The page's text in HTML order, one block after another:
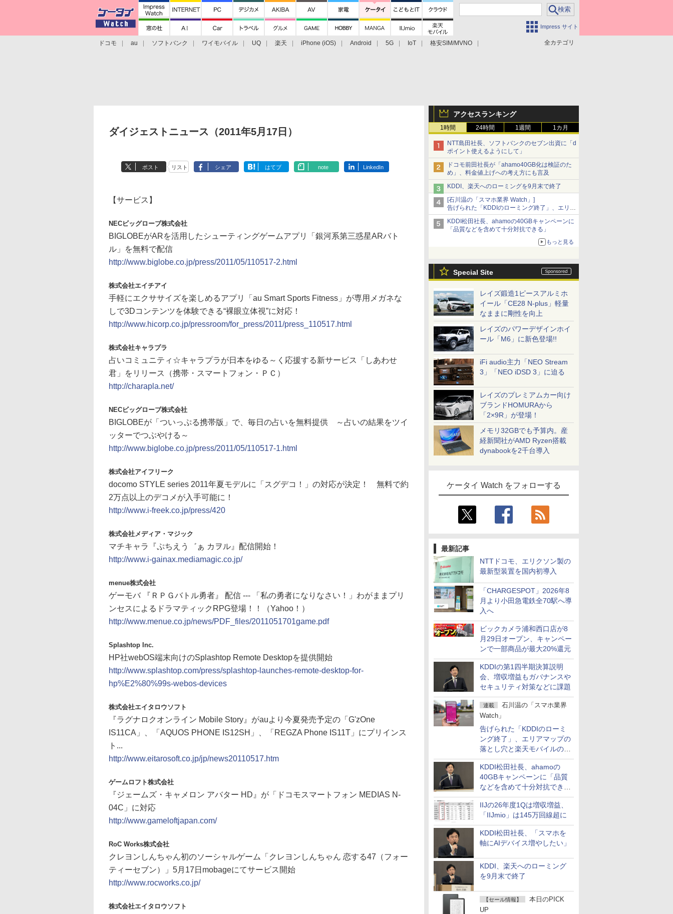
Impress サイト
全カテゴリ
ドコモ au ソフトバンク ワイモバイル UQ 楽天 iPhone (iOS) Android 5G IoT
格安SIM/MVNO
アクセスランキング
1時間 24時間 1週間 1カ月
NTT島田社長、ソフトバンクのセブン出資に「d
ポイント使えるようにして」
ドコモ前田社長が「ahamo40GB化は検証のた
め」、料金値上げへの考え方にも言及
KDDI、楽天へのローミングを9月末で終了
[石川温の「スマホ業界 Watch」]
告げられた「KDDIのローミング終了」、エリア
マップの落とし穴と楽天モバイルの課題
KDDI松田社長、ahamoの40GBキャンペーンに
「品質などを含めて十分対抗できる」
もっと見る
Special Site
レイズ鍛造1ピースアルミホ
イール「CE28 N-plus」軽量
なままに剛性を向上
レイズのパワーデザインホイ
ール「M6」に新色登場!!
iFi audio主力「NEO Stream
3」「NEO iDSD 3」に迫る
レイズのプレミアムカー向け
ブランドHOMURAから
「2×9R」が登場！
メモリ32GBでも予算内。産
経新聞社がAMD Ryzen搭載
dynabookを2千台導入
ケータイ Watch をフォローする
最新記事
NTTドコモ、エリクソン製の
最新型装置を国内初導入
「CHARGESPOT」2026年8
月より小田急電鉄全70駅へ導
入へ
ビックカメラ浦和西口店が8
月29日オープン、キャンペー
ンで一部商品が最大20%還元
KDDIの第1四半期決算説明
会、増収増益もガバナンスや
セキュリティ対策などに課題
連載
石川温の「スマホ業界
Watch」
告げられた「KDDIのローミ
ング終了」、エリアマップの
落とし穴と楽天モバイルの課
題
KDDI松田社長、ahamoの
40GBキャンペーンに「品質
などを含めて十分対抗でき
る」
IIJの26年度1Qは増収増益、
「IIJmio」は145万回線超に
KDDI松田社長、「スマホを
軸にAIデバイス増やしたい」
KDDI、楽天へのローミング
を9月末で終了
【セール情報】
本日のPICK
UP
ダイジェストニュース（2011年5月17日）
ポスト リスト シェア はてブ note LinkedIn
【サービス】
NECビッグローブ株式会社
BIGLOBEがARを活用したシューティングゲームアプリ「銀河系第三惑星ARバト
ル」を無料で配信
http://www.biglobe.co.jp/press/2011/05/110517-2.html
株式会社エイチアイ
手軽にエクササイズを楽しめるアプリ「au Smart Sports Fitness」が専用メガネな
しで3Dコンテンツを体験できる“裸眼立体視”に対応！
http://www.hicorp.co.jp/pressroom/for_press/2011/press_110517.html
株式会社キャラプラ
占いコミュニティ☆キャラプラが日本をゆる～く応援する新サービス「しあわせ
君」をリリース（携帯・スマートフォン・ＰＣ）
http://charapla.net/
NECビッグローブ株式会社
BIGLOBEが「ついっぷる携帯版」で、毎日の占いを無料提供 ～占いの結果をツイ
ッターでつぶやける～
http://www.biglobe.co.jp/press/2011/05/110517-1.html
株式会社アイフリーク
docomo STYLE series 2011年夏モデルに「スグデコ！」の対応が決定！ 無料で約
2万点以上のデコメが入手可能に！
http://www.i-freek.co.jp/press/420
株式会社メディア・マジック
マチキャラ『ぷちえう゛ぁ カヲル』配信開始！
http://www.i-gainax.mediamagic.co.jp/
menue株式会社
ゲーモバ 『ＲＰＧバトル勇者』 配信 --- 「私の勇者になりなさい！」わがままプリ
ンセスによるドラマティックRPG登場！！（Yahoo！）
http://www.menue.co.jp/news/PDF_files/2011051701game.pdf
Splashtop Inc.
HP社webOS端末向けのSplashtop Remote Desktopを提供開始
http://www.splashtop.com/press/splashtop-launches-remote-desktop-for-
hp%E2%80%99s-webos-devices
株式会社エイタロウソフト
『ラグナロクオンライン Mobile Story』がauより今夏発売予定の「G'zOne
IS11CA」、「AQUOS PHONE IS12SH」、「REGZA Phone IS11T」にプリインス
ト...
http://www.eitarosoft.co.jp/jp/news20110517.htm
ゲームロフト株式会社
『ジェームズ・キャメロン アバター HD』が「ドコモスマートフォン MEDIAS N-
04C」に対応
http://www.gameloftjapan.com/
RoC Works株式会社
クレヨンしんちゃん初のソーシャルゲーム「クレヨンしんちゃん 恋する47（フォー
ティーセブン）」5月17日mobageにてサービス開始
http://www.rocworks.co.jp/
株式会社エイタロウソフト